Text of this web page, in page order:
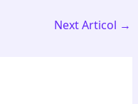
Next Articol →